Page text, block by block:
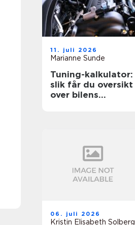
11. juli 2026
Marianne Sunde
Tuning-kalkulator:
slik får du oversikt
over bilens
06. juli 2026
Kristin Elisabeth Solberg